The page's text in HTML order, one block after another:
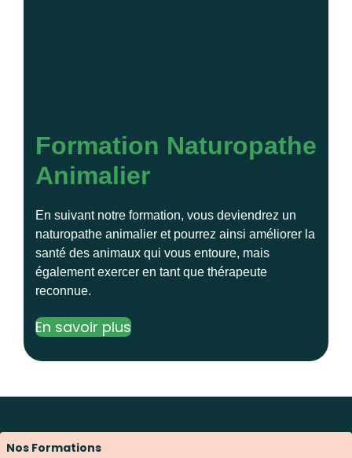
Formation Naturopathe
Animalier
En suivant notre formation, vous deviendrez un
naturopathe animalier et pourrez ainsi améliorer la
santé des animaux qui vous entoure, mais
également exercer en tant que thérapeute
reconnue.
En savoir plus
Nos Formations